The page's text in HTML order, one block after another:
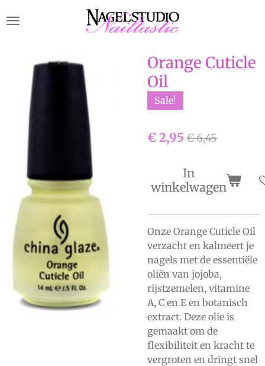
direct
hoofdinhoud
Orange Cuticle
Oil
Sale!
€ 2,95 € 6,45
In
winkelwagen
Onze Orange Cuticle Oil
verzacht en kalmeert je
nagels met de essentiële
oliën van jojoba,
rijstzemelen, vitamine
A, C en E en botanisch
extract. Deze olie is
gemaakt om de
flexibiliteit en kracht te
vergroten en dringt snel